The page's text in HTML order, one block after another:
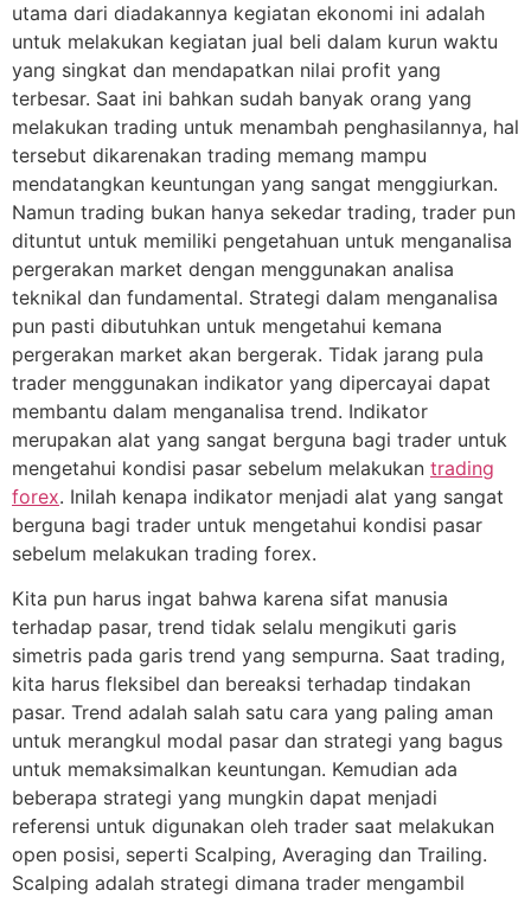
utama dari diadakannya kegiatan ekonomi ini adalah
untuk melakukan kegiatan jual beli dalam kurun waktu
yang singkat dan mendapatkan nilai profit yang
terbesar. Saat ini bahkan sudah banyak orang yang
melakukan trading untuk menambah penghasilannya, hal
tersebut dikarenakan trading memang mampu
mendatangkan keuntungan yang sangat menggiurkan.
Namun trading bukan hanya sekedar trading, trader pun
dituntut untuk memiliki pengetahuan untuk menganalisa
pergerakan market dengan menggunakan analisa
teknikal dan fundamental. Strategi dalam menganalisa
pun pasti dibutuhkan untuk mengetahui kemana
pergerakan market akan bergerak. Tidak jarang pula
trader menggunakan indikator yang dipercayai dapat
membantu dalam menganalisa trend. Indikator
merupakan alat yang sangat berguna bagi trader untuk
mengetahui kondisi pasar sebelum melakukan trading
forex. Inilah kenapa indikator menjadi alat yang sangat
berguna bagi trader untuk mengetahui kondisi pasar
sebelum melakukan trading forex.
Kita pun harus ingat bahwa karena sifat manusia
terhadap pasar, trend tidak selalu mengikuti garis
simetris pada garis trend yang sempurna. Saat trading,
kita harus fleksibel dan bereaksi terhadap tindakan
pasar. Trend adalah salah satu cara yang paling aman
untuk merangkul modal pasar dan strategi yang bagus
untuk memaksimalkan keuntungan. Kemudian ada
beberapa strategi yang mungkin dapat menjadi
referensi untuk digunakan oleh trader saat melakukan
open posisi, seperti Scalping, Averaging dan Trailing.
Scalping adalah strategi dimana trader mengambil